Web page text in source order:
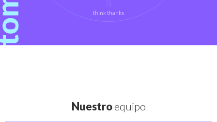
think thanks
Nuestroequipo